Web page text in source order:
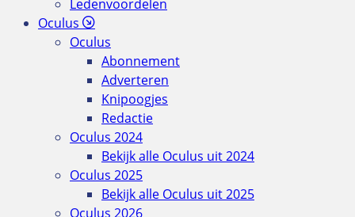
Ledenvoordelen
Oculus
Oculus
Abonnement
Adverteren
Knipoogjes
Redactie
Oculus 2024
Bekijk alle Oculus uit 2024
Oculus 2025
Bekijk alle Oculus uit 2025
Oculus 2026